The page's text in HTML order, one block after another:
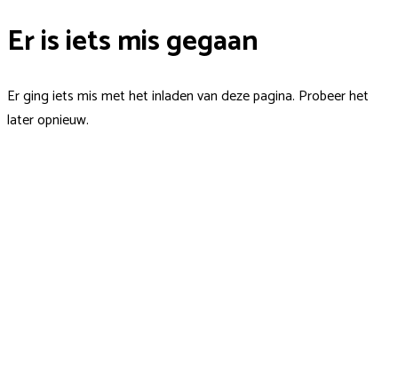
Er is iets mis gegaan
Er ging iets mis met het inladen van deze pagina. Probeer het
later opnieuw.